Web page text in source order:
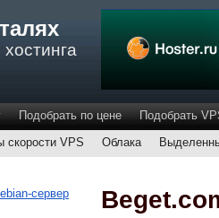
Подобрать по цене Подобрать
скорости VPS Облака
сервер